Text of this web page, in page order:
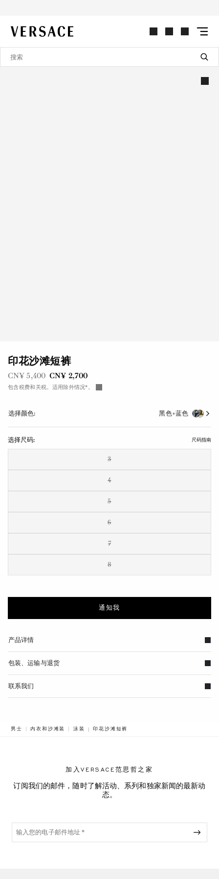
VERSACE | 主页
印花沙滩短裤
之前是
CN¥ 5,400现在是
CN¥ 2,700
包含税费和关税。适用除外情况*。
选择颜色: 黑色+蓝色
选择尺码: 尺码指南
3
4
5
6
7
8
通知我
产品详情
包装、运输与退货
联系我们
男士 内衣和沙滩装 泳装 BREADCRUMB.ADA.LABEL.CURRENT
印花沙滩短裤
加入VERSACE范思哲之家
订阅我们的邮件，随时了解活动、系列和独家新闻的最新动
态。